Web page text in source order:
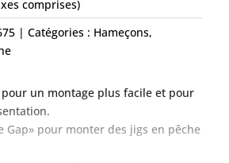
comprises)
Catégories : Hameçons,
un montage plus facile et pour
Gap» pour monter des jigs en pêche